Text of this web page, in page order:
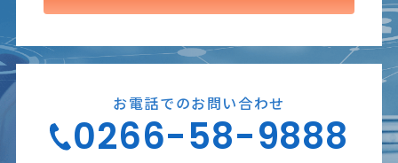
お電話でのお問い合わせ
0266-58-9888